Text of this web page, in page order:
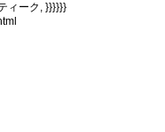
ィーク, }}}}}}